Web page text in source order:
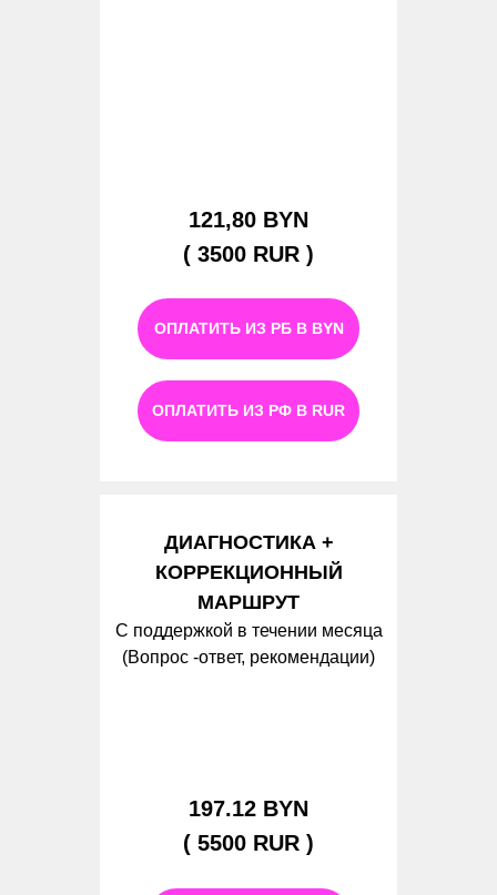
121,80 BYN
( 3500 RUR )
ОПЛАТИТЬ ИЗ РБ В BYN
ОПЛАТИТЬ ИЗ РФ В RUR
ДИАГНОСТИКА +
КОРРЕКЦИОННЫЙ
МАРШРУТ
С поддержкой в течении месяца
(Вопрос -ответ, рекомендации)
197.12 BYN
( 5500 RUR )